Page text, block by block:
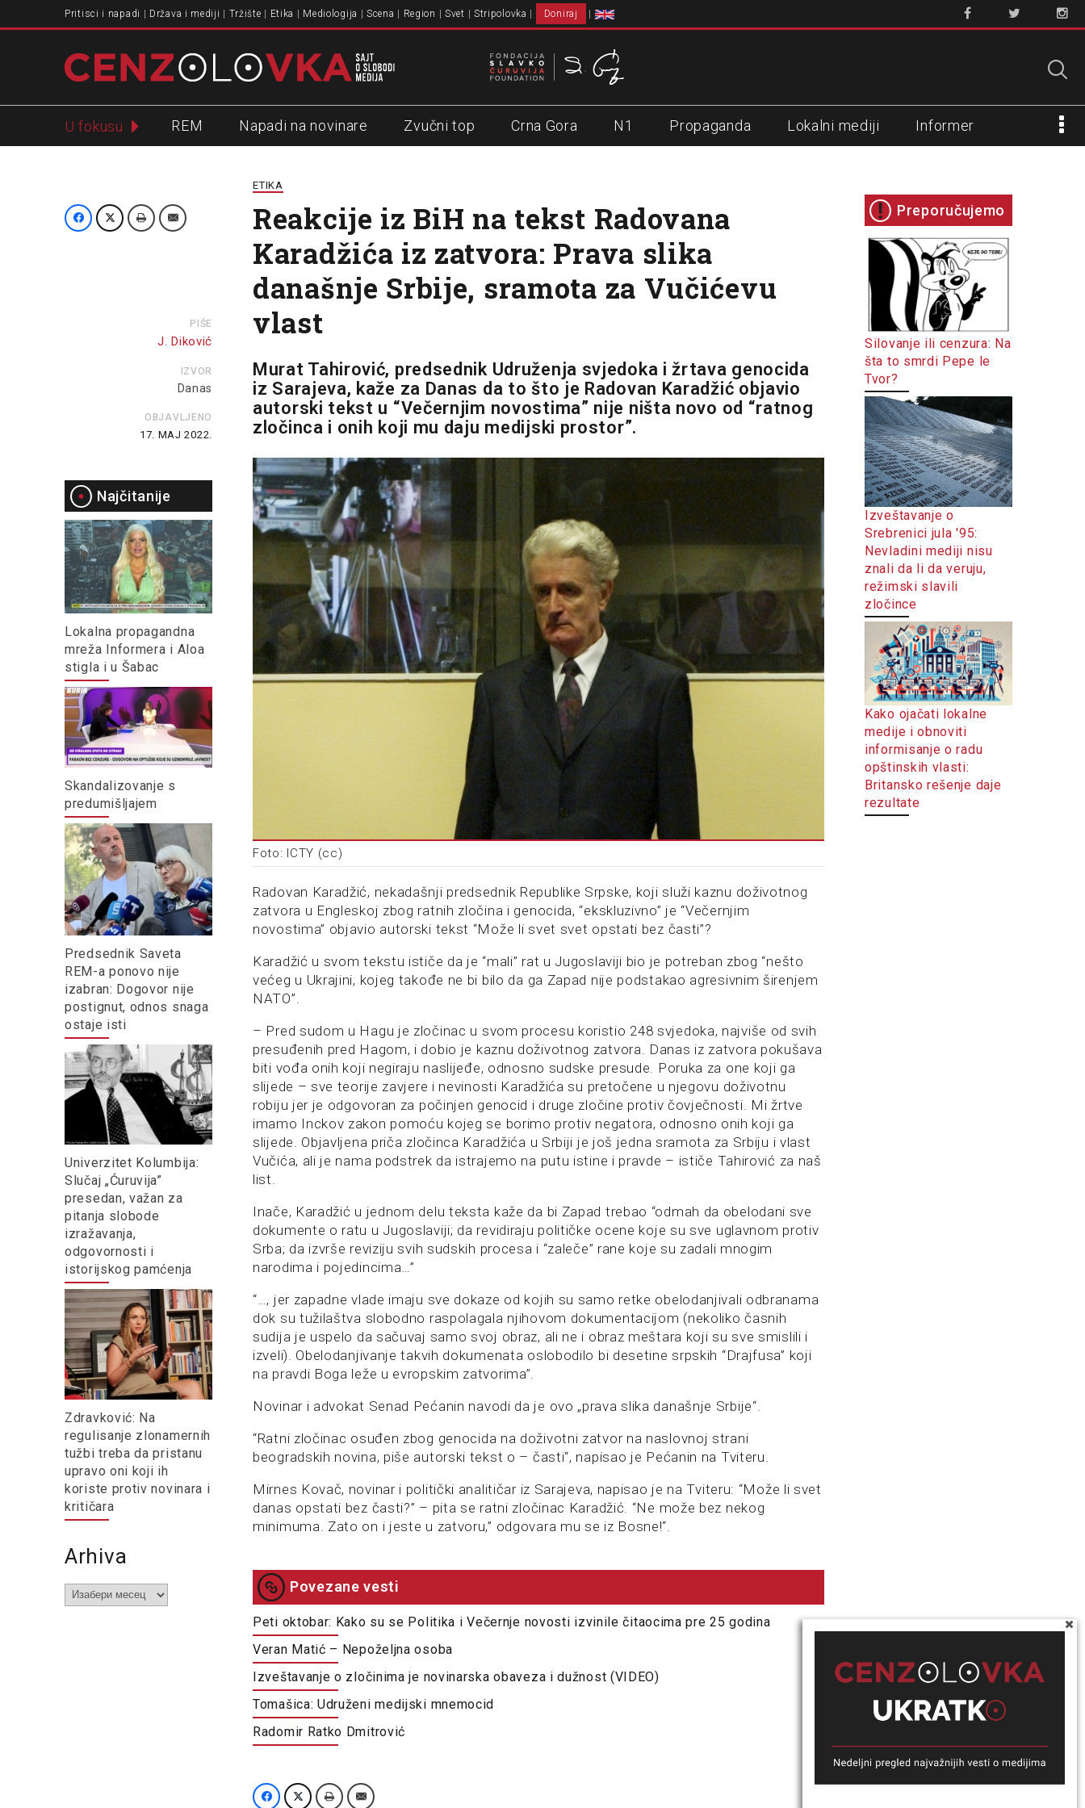
Pritisci i napadi Država i mediji Tržište Etika Mediologija Scena Region Svet Stripolovka Doniraj
U fokusu REM Napadi na novinare Zvučni top Crna Gora N1 Propaganda Lokalni mediji Informer
PIŠE
J. Diković
IZVOR
Danas
OBJAVLJENO
17. MAJ 2022.
Najčitanije
Lokalna propagandna
mreža Informera i Aloa
stigla i u Šabac
Skandalizovanje s
predumišljajem
Predsednik Saveta
REM-a ponovo nije
izabran: Dogovor nije
postignut, odnos snaga
ostaje isti
Univerzitet Kolumbija:
Slučaj „Ćuruvija”
presedan, važan za
pitanja slobode
izražavanja,
odgovornosti i
istorijskog pamćenja
Zdravković: Na
regulisanje zlonamernih
tužbi treba da pristanu
upravo oni koji ih
koriste protiv novinara i
kritičara
Arhiva
Arhiva
ETIKA
Reakcije iz BiH na tekst Radovana
Karadžića iz zatvora: Prava slika
današnje Srbije, sramota za Vučićevu
vlast
Murat Tahirović, predsednik Udruženja svjedoka i žrtava genocida
iz Sarajeva, kaže za Danas da to što je Radovan Karadžić objavio
autorski tekst u “Večernjim novostima” nije ništa novo od “ratnog
zločinca i onih koji mu daju medijski prostor”.
Foto: ICTY (cc)
Radovan Karadžić, nekadašnji predsednik Republike Srpske, koji služi kaznu doživotnog
zatvora u Engleskoj zbog ratnih zločina i genocida, “ekskluzivno” je “Večernjim
novostima” objavio autorski tekst “Može li svet svet opstati bez časti”?
Karadžić u svom tekstu ističe da je “mali” rat u Jugoslaviji bio je potreban zbog “nešto
većeg u Ukrajini, kojeg takođe ne bi bilo da ga Zapad nije podstakao agresivnim širenjem
NATO”.
– Pred sudom u Hagu je zločinac u svom procesu koristio 248 svjedoka, najviše od svih
presuđenih pred Hagom, i dobio je kaznu doživotnog zatvora. Danas iz zatvora pokušava
biti vođa onih koji negiraju naslijeđe, odnosno sudske presude. Poruka za one koji ga
slijede – sve teorije zavjere i nevinosti Karadžića su pretočene u njegovu doživotnu
robiju jer je odgovoran za počinjen genocid i druge zločine protiv čovječnosti. Mi žrtve
imamo Inckov zakon pomoću kojeg se borimo protiv negatora, odnosno onih koji ga
slijede. Objavljena priča zločinca Karadžića u Srbiji je još jedna sramota za Srbiju i vlast
Vučića, ali je nama podstrek da istrajemo na putu istine i pravde – ističe Tahirović za naš
list.
Inače, Karadžić u jednom delu teksta kaže da bi Zapad trebao “odmah da obelodani sve
dokumente o ratu u Jugoslaviji; da revidiraju političke ocene koje su sve uglavnom protiv
Srba; da izvrše reviziju svih sudskih procesa i “zaleče” rane koje su zadali mnogim
narodima i pojedincima…”
“…, jer zapadne vlade imaju sve dokaze od kojih su samo retke obelodanjivali odbranama
dok su tužilaštva slobodno raspolagala njihovom dokumentacijom (nekoliko časnih
sudija je uspelo da sačuvaj samo svoj obraz, ali ne i obraz meštara koji su sve smislili i
izveli). Obelodanjivanje takvih dokumenata oslobodilo bi desetine srpskih “Drajfusa” koji
na pravdi Boga leže u evropskim zatvorima”.
Novinar i advokat Senad Pećanin navodi da je ovo „prava slika današnje Srbije“.
“Ratni zločinac osuđen zbog genocida na doživotni zatvor na naslovnoj strani
beogradskih novina, piše autorski tekst o – časti“, napisao je Pećanin na Tviteru.
Mirnes Kovač, novinar i politički analitičar iz Sarajeva, napisao je na Tviteru: “Može li svet
danas opstati bez časti?” – pita se ratni zločinac Karadžić. “Ne može bez nekog
minimuma. Zato on i jeste u zatvoru,” odgovara mu se iz Bosne!“.
Povezane vesti
Peti oktobar: Kako su se Politika i Večernje novosti izvinile čitaocima pre 25 godina
Veran Matić – Nepoželjna osoba
Izveštavanje o zločinima je novinarska obaveza i dužnost (VIDEO)
Tomašica: Udruženi medijski mnemocid
Radomir Ratko Dmitrović
Preporučujemo
Silovanje ili cenzura: Na
šta to smrdi Pepe le
Tvor?
Izveštavanje o
Srebrenici jula '95:
Nevladini mediji nisu
znali da li da veruju,
režimski slavili
zločince
Kako ojačati lokalne
medije i obnoviti
informisanje o radu
opštinskih vlasti:
Britansko rešenje daje
rezultate